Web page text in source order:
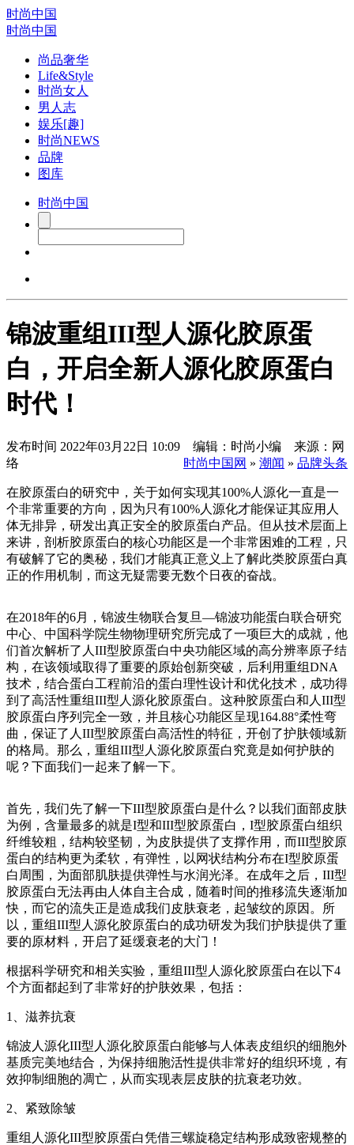
时尚中国
时尚中国
尚品奢华
Life&Style
时尚女人
男人志
娱乐[趣]
时尚NEWS
品牌
图库
时尚中国
锦波重组III型人源化胶原蛋
白，开启全新人源化胶原蛋白
时代！
发布时间 2022年03月22日 10:09 编辑：时尚小编 来源：网
络
时尚中国网 » 潮闻 » 品牌头条
在胶原蛋白的研究中，关于如何实现其100%人源化一直是一
个非常重要的方向，因为只有100%人源化才能保证其应用人
体无排异，研发出真正安全的胶原蛋白产品。但从技术层面上
来讲，剖析胶原蛋白的核心功能区是一个非常困难的工程，只
有破解了它的奥秘，我们才能真正意义上了解此类胶原蛋白真
正的作用机制，而这无疑需要无数个日夜的奋战。
在2018年的6月，锦波生物联合复旦—锦波功能蛋白联合研究
中心、中国科学院生物物理研究所完成了一项巨大的成就，他
们首次解析了人III型胶原蛋白中央功能区域的高分辨率原子结
构，在该领域取得了重要的原始创新突破，后利用重组DNA
技术，结合蛋白工程前沿的蛋白理性设计和优化技术，成功得
到了高活性重组III型人源化胶原蛋白。这种胶原蛋白和人III型
胶原蛋白序列完全一致，并且核心功能区呈现164.88°柔性弯
曲，保证了人III型胶原蛋白高活性的特征，开创了护肤领域新
的格局。那么，重组III型人源化胶原蛋白究竟是如何护肤的
呢？下面我们一起来了解一下。
首先，我们先了解一下III型胶原蛋白是什么？以我们面部皮肤
为例，含量最多的就是I型和III型胶原蛋白，I型胶原蛋白组织
纤维较粗，结构较坚韧，为皮肤提供了支撑作用，而III型胶原
蛋白的结构更为柔软，有弹性，以网状结构分布在I型胶原蛋
白周围，为面部肌肤提供弹性与水润光泽。在成年之后，III型
胶原蛋白无法再由人体自主合成，随着时间的推移流失逐渐加
快，而它的流失正是造成我们皮肤衰老，起皱纹的原因。所
以，重组III型人源化胶原蛋白的成功研发为我们护肤提供了重
要的原材料，开启了延缓衰老的大门！
根据科学研究和相关实验，重组III型人源化胶原蛋白在以下4
个方面都起到了非常好的护肤效果，包括：
1、滋养抗衰
锦波人源化III型人源化胶原蛋白能够与人体表皮组织的细胞外
基质完美地结合，为保持细胞活性提供非常好的组织环境，有
效抑制细胞的凋亡，从而实现表层皮肤的抗衰老功效。
2、紧致除皱
重组人源化III型胶原蛋白凭借三螺旋稳定结构形成致密规整的